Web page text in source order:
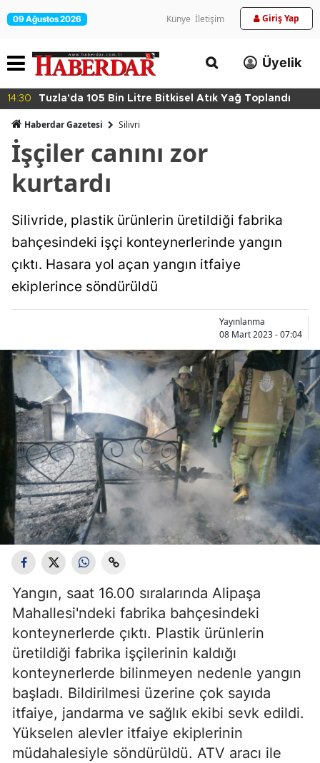
09 Ağustos 2026 Künye İletişim Giriş Yap
Üyelik
14:30 Tuzla'da 105 Bin Litre Bitkisel Atık Yağ Toplandı
Haberdar Gazetesi Silivri
İşçiler canını zor
kurtardı
Silivride, plastik ürünlerin üretildiği fabrika
bahçesindeki işçi konteynerlerinde yangın
çıktı. Hasara yol açan yangın itfaiye
ekiplerince söndürüldü
Yayınlanma
08 Mart 2023 - 07:04
Yangın, saat 16.00 sıralarında Alipaşa
Mahallesi'ndeki fabrika bahçesindeki
konteynerlerde çıktı. Plastik ürünlerin
üretildiği fabrika işçilerinin kaldığı
konteynerlerde bilinmeyen nedenle yangın
başladı. Bildirilmesi üzerine çok sayıda
itfaiye, jandarma ve sağlık ekibi sevk edildi.
Yükselen alevler itfaiye ekiplerinin
müdahalesiyle söndürüldü. ATV aracı ile